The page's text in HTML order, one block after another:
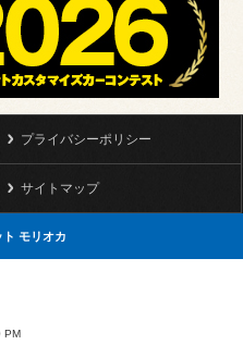
プライバシーポリシー
サイトマップ
ト モリオカ
PM